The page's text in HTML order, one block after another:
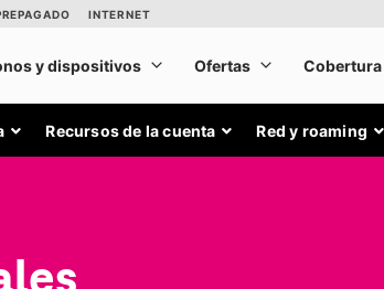
Recursos de la cuenta Red y roaming